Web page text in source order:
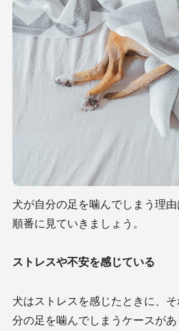
犬が自分の足を噛んでしまう理由
順番に見ていきましょう。
ストレスや不安を感じている
犬はストレスを感じたときに、
分の足を噛んでしまうケースがあ